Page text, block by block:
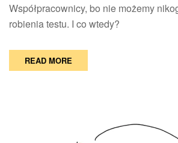
Współpracownicy, bo nie możemy
robienia testu. I co wtedy?
READ MORE